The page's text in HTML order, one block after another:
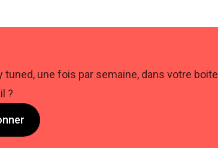
une fois par semaine, dans votre boite
?